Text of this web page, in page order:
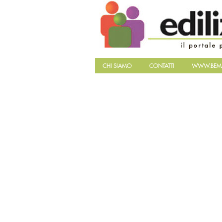
CHI SIAMO CONTATTI